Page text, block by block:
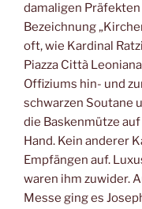
damaligen
Bezeichnung
oft, wie Kardinal
Piazza Città
Offiziums hin- und
schwarzen Soutane
die Baskenmütze
Hand. Kein anderer
Empfängen auf.
waren ihm zuwider.
Messe ging es